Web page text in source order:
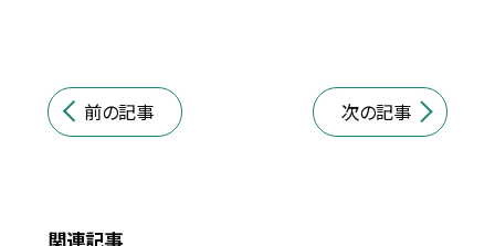
前の記事 次の記事
関連記事